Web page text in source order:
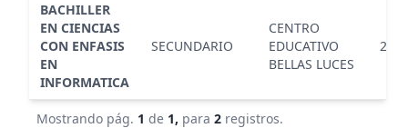
BACHILLER
EN CIENCIAS
CON ENFASIS
EN
INFORMATICA
SECUNDARIO
CENTRO
EDUCATIVO
BELLAS LUCES
2018
Mostrando pág. 1 de 1, para 2 registros.